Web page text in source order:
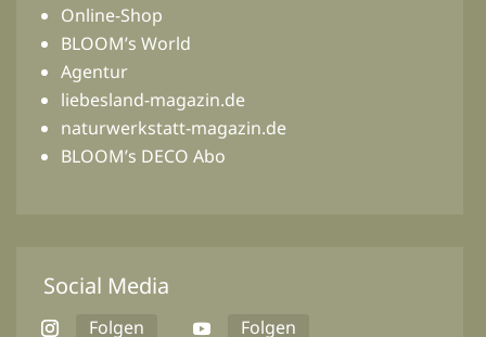
Online-Shop
BLOOM’s World
Agentur
liebesland-magazin.de
naturwerkstatt-magazin.de
BLOOM’s DECO Abo
Social Media
Folgen
Folgen